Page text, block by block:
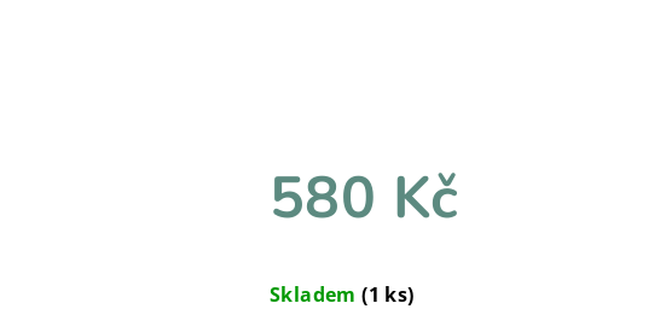
580 Kč
cena:
Skladem(1 ks)